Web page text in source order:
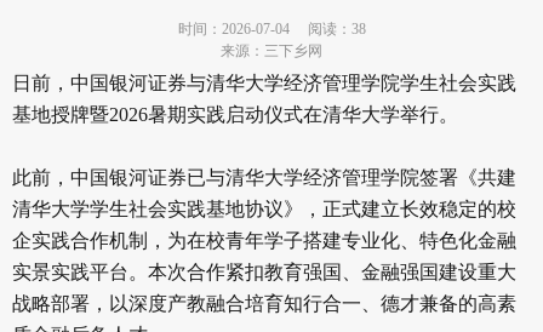
时间：2026-07-04 阅读： 38
来源：三下乡网
日前，中国银河证券与清华大学经济管理学院学生社会实践
基地授牌暨2026暑期实践启动仪式在清华大学举行。
此前，中国银河证券已与清华大学经济管理学院签署《共建
清华大学学生社会实践基地协议》，正式建立长效稳定的校
企实践合作机制，为在校青年学子搭建专业化、特色化金融
实景实践平台。本次合作紧扣教育强国、金融强国建设重大
战略部署，以深度产教融合培育知行合一、德才兼备的高素